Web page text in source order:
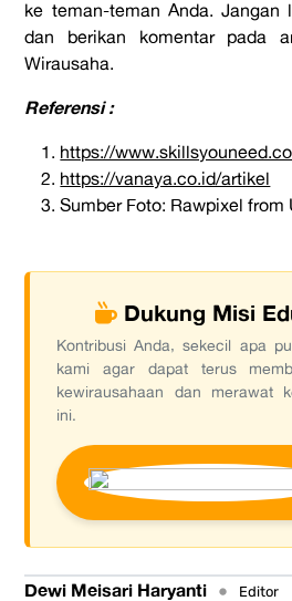
ke teman-teman Anda. Jangan
dan berikan komentar pada
Wirausaha.
Referensi :
https://
https://vanaya.co.id/artikel
Sumber Foto: Rawpixel from
Dukung Misi
Kontribusi Anda, sekecil apa
kami agar dapat terus
kewirausahaan dan merawat
ini.
Dewi Meisari Haryanti • Editor